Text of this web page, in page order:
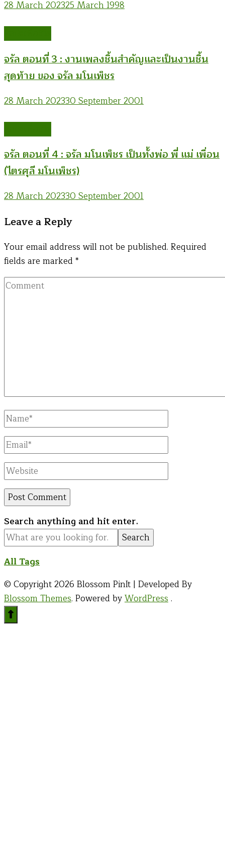
28 March 202325 March 1998
จรัล ตอนที่ 3 : งานเพลงชิ้นสำคัญและเป็นงานชิ้น
สุดท้าย ของ จรัล มโนเพ็ชร
28 March 202330 September 2001
จรัล ตอนที่ 4 : จรัล มโนเพ็ชร เป็นทั้งพ่อ พี่ แม่ เพื่อน
(ไตรศุลี มโนเพ็ชร)
28 March 202330 September 2001
Leave a Reply
Your email address will not be published. Required
fields are marked *
Comment
Full
Name
Email
Website
Looking
for
Something?
Search anything and hit enter.
All Tags
© Copyright 2026 Blossom PinIt | Developed By
Blossom Themes. Powered byWordPress.